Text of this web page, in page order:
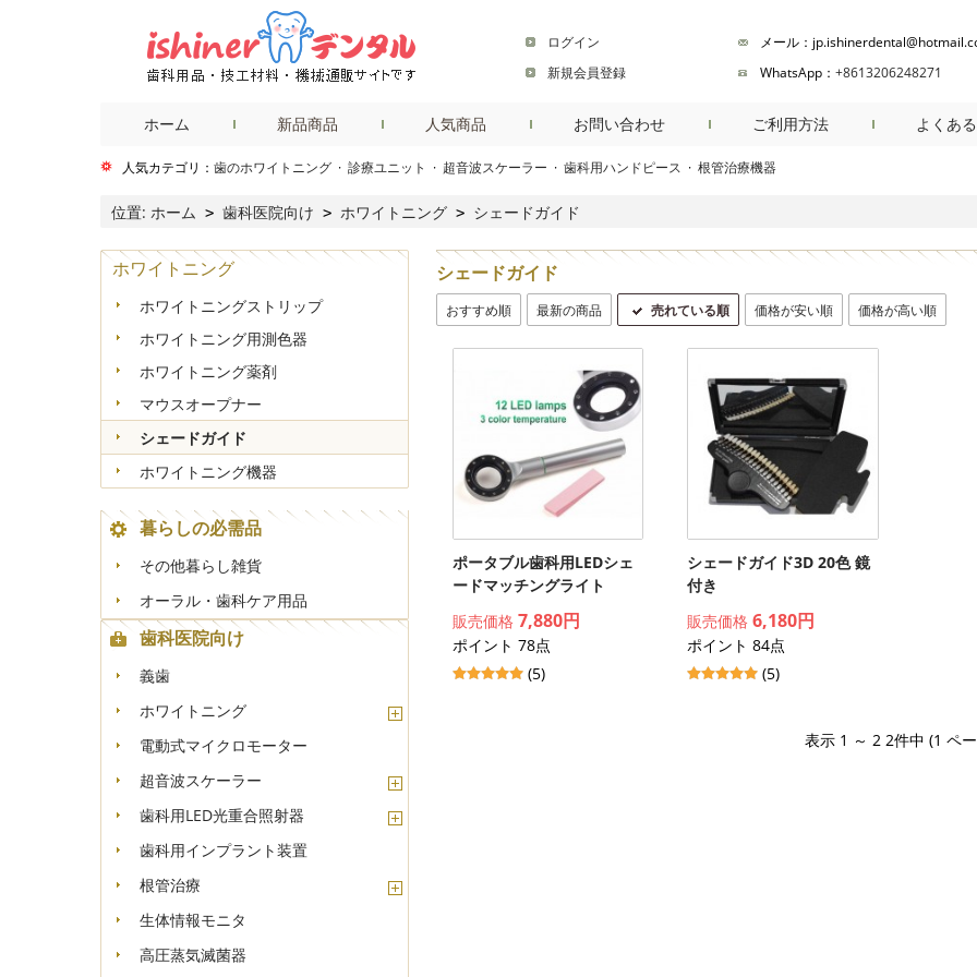
ログイン
新規会員登録
メール：
WhatsApp： +8613206248271
ホーム 新品商品 人気商品 お問い合わせ ご利用方法 よくあ
人気カテゴリ： 歯のホワイトニング · 診療ユニット · 超音波スケーラー · 歯科用ハンドピース · 根管治療機器商品検索
位置: ホーム > 歯科医院向け > ホワイトニング > シェードガイド
シェードガイド
おすすめ順 最新の商品 売れている順 価格が安い順 価格が高い順
ポータブル歯科用LEDシェ
ードマッチングライト
販売価格 7,880円
ポイント 78点
(5)
シェードガイド3D 20色 鏡
付き
販売価格6,180円
ポイント 84点
(5)
表示 1 ～ 2 2件中 (1 ペ
ホワイトニング
ホワイトニングストリップ
ホワイトニング用測色器
ホワイトニング薬剤
マウスオープナー
シェードガイド
ホワイトニング機器
暮らしの必需品
その他暮らし雑貨
オーラル・歯科ケア用品
歯科医院向け
義歯
ホワイトニング
電動式マイクロモーター
超音波スケーラー
歯科用LED光重合照射器
歯科用インプラント装置
根管治療
生体情報モニタ
高圧蒸気滅菌器